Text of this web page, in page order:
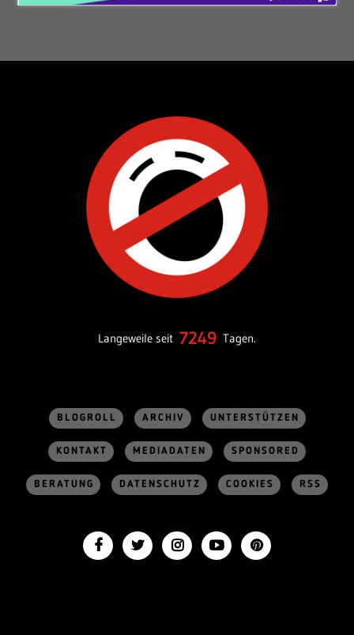
Langeweile seit 7249 Tagen.
BLOGROLL ARCHIV UNTERSTÜTZEN
KONTAKT MEDIADATEN SPONSORED
BERATUNG DATENSCHUTZ COOKIES RSS